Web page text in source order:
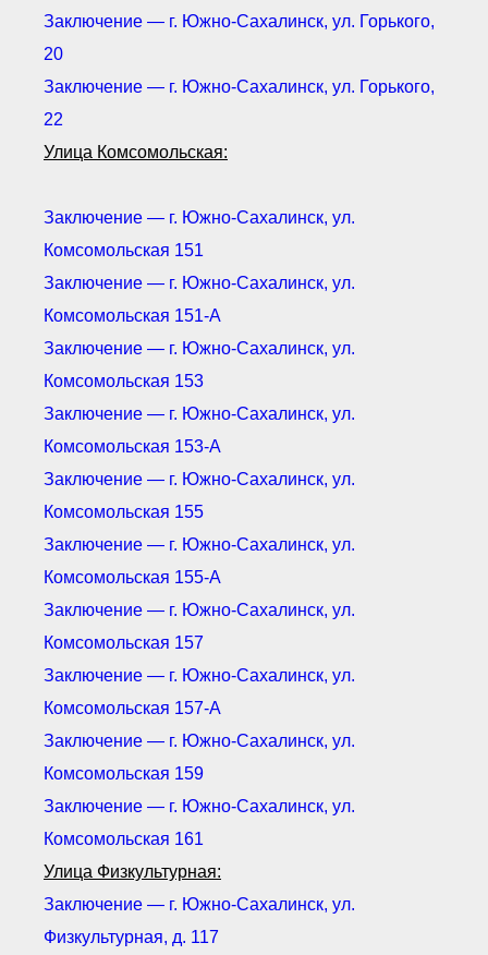
Заключение — г. Южно-Сахалинск, ул. Горького,
20
Заключение — г. Южно-Сахалинск, ул. Горького,
22
Улица Комсомольская:
Заключение — г. Южно-Сахалинск, ул.
Комсомольская 151
Заключение — г. Южно-Сахалинск, ул.
Комсомольская 151-А
Заключение — г. Южно-Сахалинск, ул.
Комсомольская 153
Заключение — г. Южно-Сахалинск, ул.
Комсомольская 153-А
Заключение — г. Южно-Сахалинск, ул.
Комсомольская 155
Заключение — г. Южно-Сахалинск, ул.
Комсомольская 155-А
Заключение — г. Южно-Сахалинск, ул.
Комсомольская 157
Заключение — г. Южно-Сахалинск, ул.
Комсомольская 157-А
Заключение — г. Южно-Сахалинск, ул.
Комсомольская 159
Заключение — г. Южно-Сахалинск, ул.
Комсомольская 161
Улица Физкультурная:
Заключение — г. Южно-Сахалинск, ул.
Физкультурная, д. 117